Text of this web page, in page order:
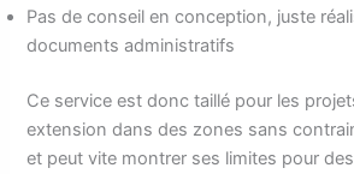
Pas de conseil en conception, juste
documents administratifs
Ce service est donc taillé pour les
extension dans des zones sans
et peut vite montrer ses limites pour